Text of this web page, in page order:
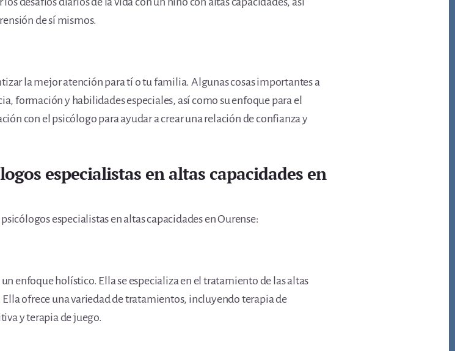
de sí mismos.
la mejor atención para tí o tu familia. Algunas cosas importantes a
formación y habilidades especiales, así como su enfoque para el
con el psicólogo para ayudar a crear una relación de confianza y
especialistas en altas capacidades en
especialistas en altas capacidades en Ourense:
enfoque holístico. Ella se especializa en el tratamiento de las altas
ofrece una variedad de tratamientos, incluyendo terapia de
y terapia de juego.